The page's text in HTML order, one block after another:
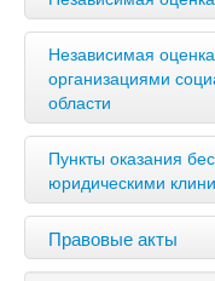
Независимая
организациями
области
Пункты оказания
юридическими
Правовые акты